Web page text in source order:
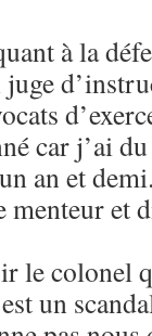
à la
car j’ai
an et
menteur et
le colonel
un